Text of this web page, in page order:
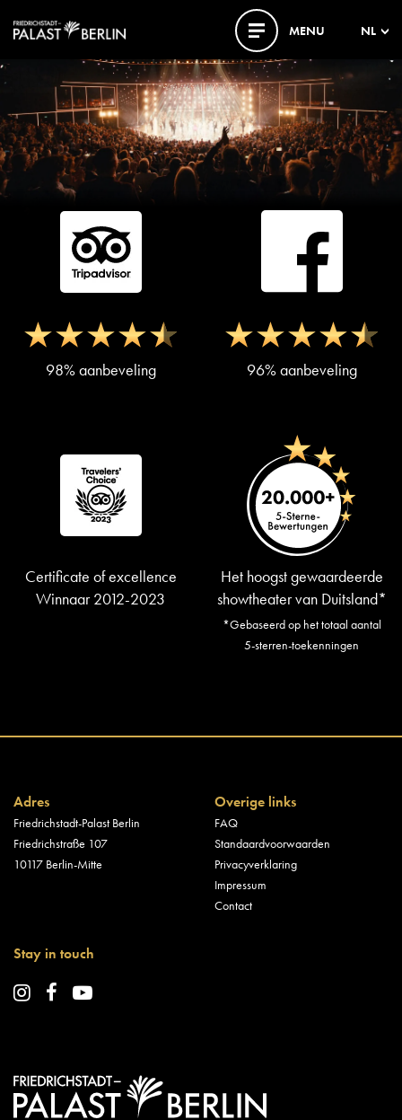
MENU NL
98% aanbeveling 96% aanbeveling
Certificate of excellence
Winnaar 2012-2023
Het hoogst gewaardeerde
showtheater van Duitsland*
*Gebaseerd op het totaal aantal
5-sterren-toekenningen
Adres
Friedrichstadt-Palast Berlin
Friedrichstraße 107
10117 Berlin-Mitte
Overige links
FAQ
Standaardvoorwaarden
Privacyverklaring
Impressum
Contact
Stay in touch